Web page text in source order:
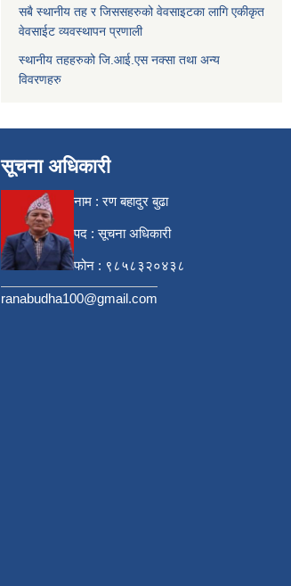
सबै स्थानीय तह र जिससहरुको वेवसाइटका लागि एकीकृत
वेवसाईट व्यवस्थापन प्रणाली
स्थानीय तहहरुको जि.आई.एस नक्सा तथा अन्य
विवरणहरु
सूचना अधिकारी
नाम : रण बहादुर बुढा
पद : सूचना अधिकारी
फोन : ९८५८३२०४३८
ranabudha100@gmail.com